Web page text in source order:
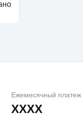
Ежемесячный платеж
XXXX